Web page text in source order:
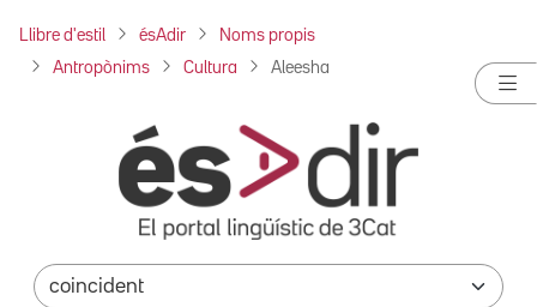
Llibre d'estil ésAdir Noms propis
Antropònims Cultura Aleesha